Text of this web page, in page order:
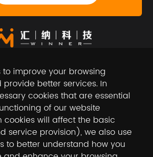
to improve your browsing
better services. In
cookies that are essential
of our website
will affect the basic
service provision), we also use
to better understand how you
the official account